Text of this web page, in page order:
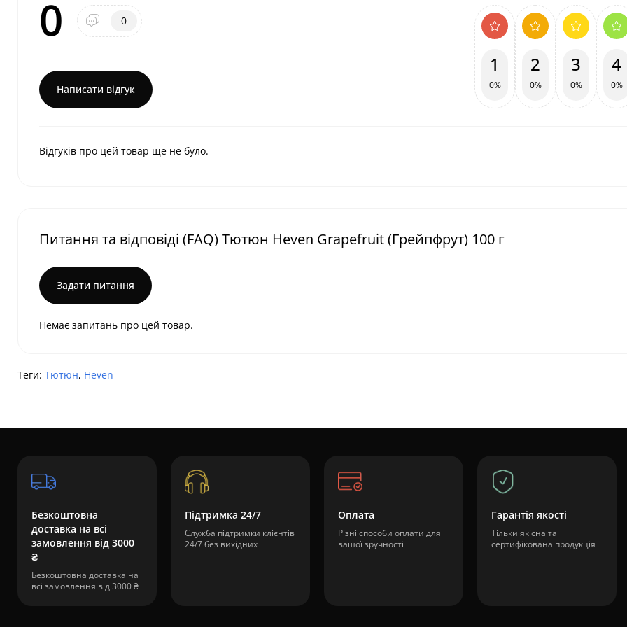
0 0
Написати відгук
1
0%
2
0%
3
0%
4
0%
Відгуків про цей товар ще не було.
Питання та відповіді (FAQ) Тютюн Heven Grapefruit (Грейпфрут) 100 г
Задати питання
Немає запитань про цей товар.
Теги: Тютюн, Heven
Безкоштовна
доставка на всі
замовлення від 3000
₴
Безкоштовна доставка на
всі замовлення від 3000 ₴
Підтримка 24/7
Служба підтримки клієнтів
24/7 без вихідних
Оплата
Різні способи оплати для
вашої зручності
Гарантія якості
Тільки якісна та
сертифікована продукція